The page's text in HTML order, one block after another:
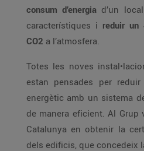
consum d’energia d’un
característiques i reduir un
CO2 a l’atmosfera.
Totes les noves
estan pensades per
energètic amb un sistema
de manera eficient. Al Grup
Catalunya en obtenir la
dels edificis, que concedeix